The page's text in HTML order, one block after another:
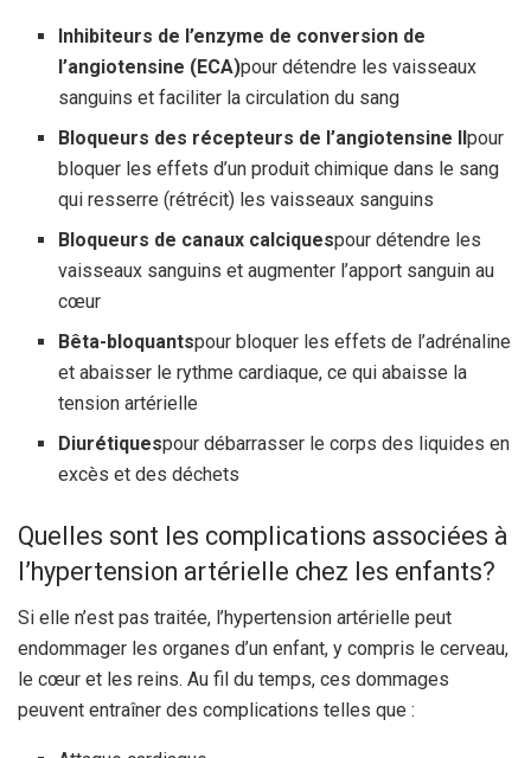
Inhibiteurs de l’enzyme de conversion de
l’angiotensine (ECA)pour détendre les vaisseaux
sanguins et faciliter la circulation du sang
Bloqueurs des récepteurs de l’angiotensine IIpour
bloquer les effets d’un produit chimique dans le sang
qui resserre (rétrécit) les vaisseaux sanguins
Bloqueurs de canaux calciquespour détendre les
vaisseaux sanguins et augmenter l’apport sanguin au
cœur
Bêta-bloquantspour bloquer les effets de l’adrénaline
et abaisser le rythme cardiaque, ce qui abaisse la
tension artérielle
Diurétiquespour débarrasser le corps des liquides en
excès et des déchets
Quelles sont les complications associées à
l’hypertension artérielle chez les enfants?
Si elle n’est pas traitée, l’hypertension artérielle peut
endommager les organes d’un enfant, y compris le cerveau,
le cœur et les reins. Au fil du temps, ces dommages
peuvent entraîner des complications telles que :